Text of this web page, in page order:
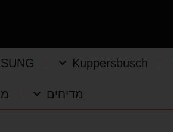
Kuppersbusch
מדיחים